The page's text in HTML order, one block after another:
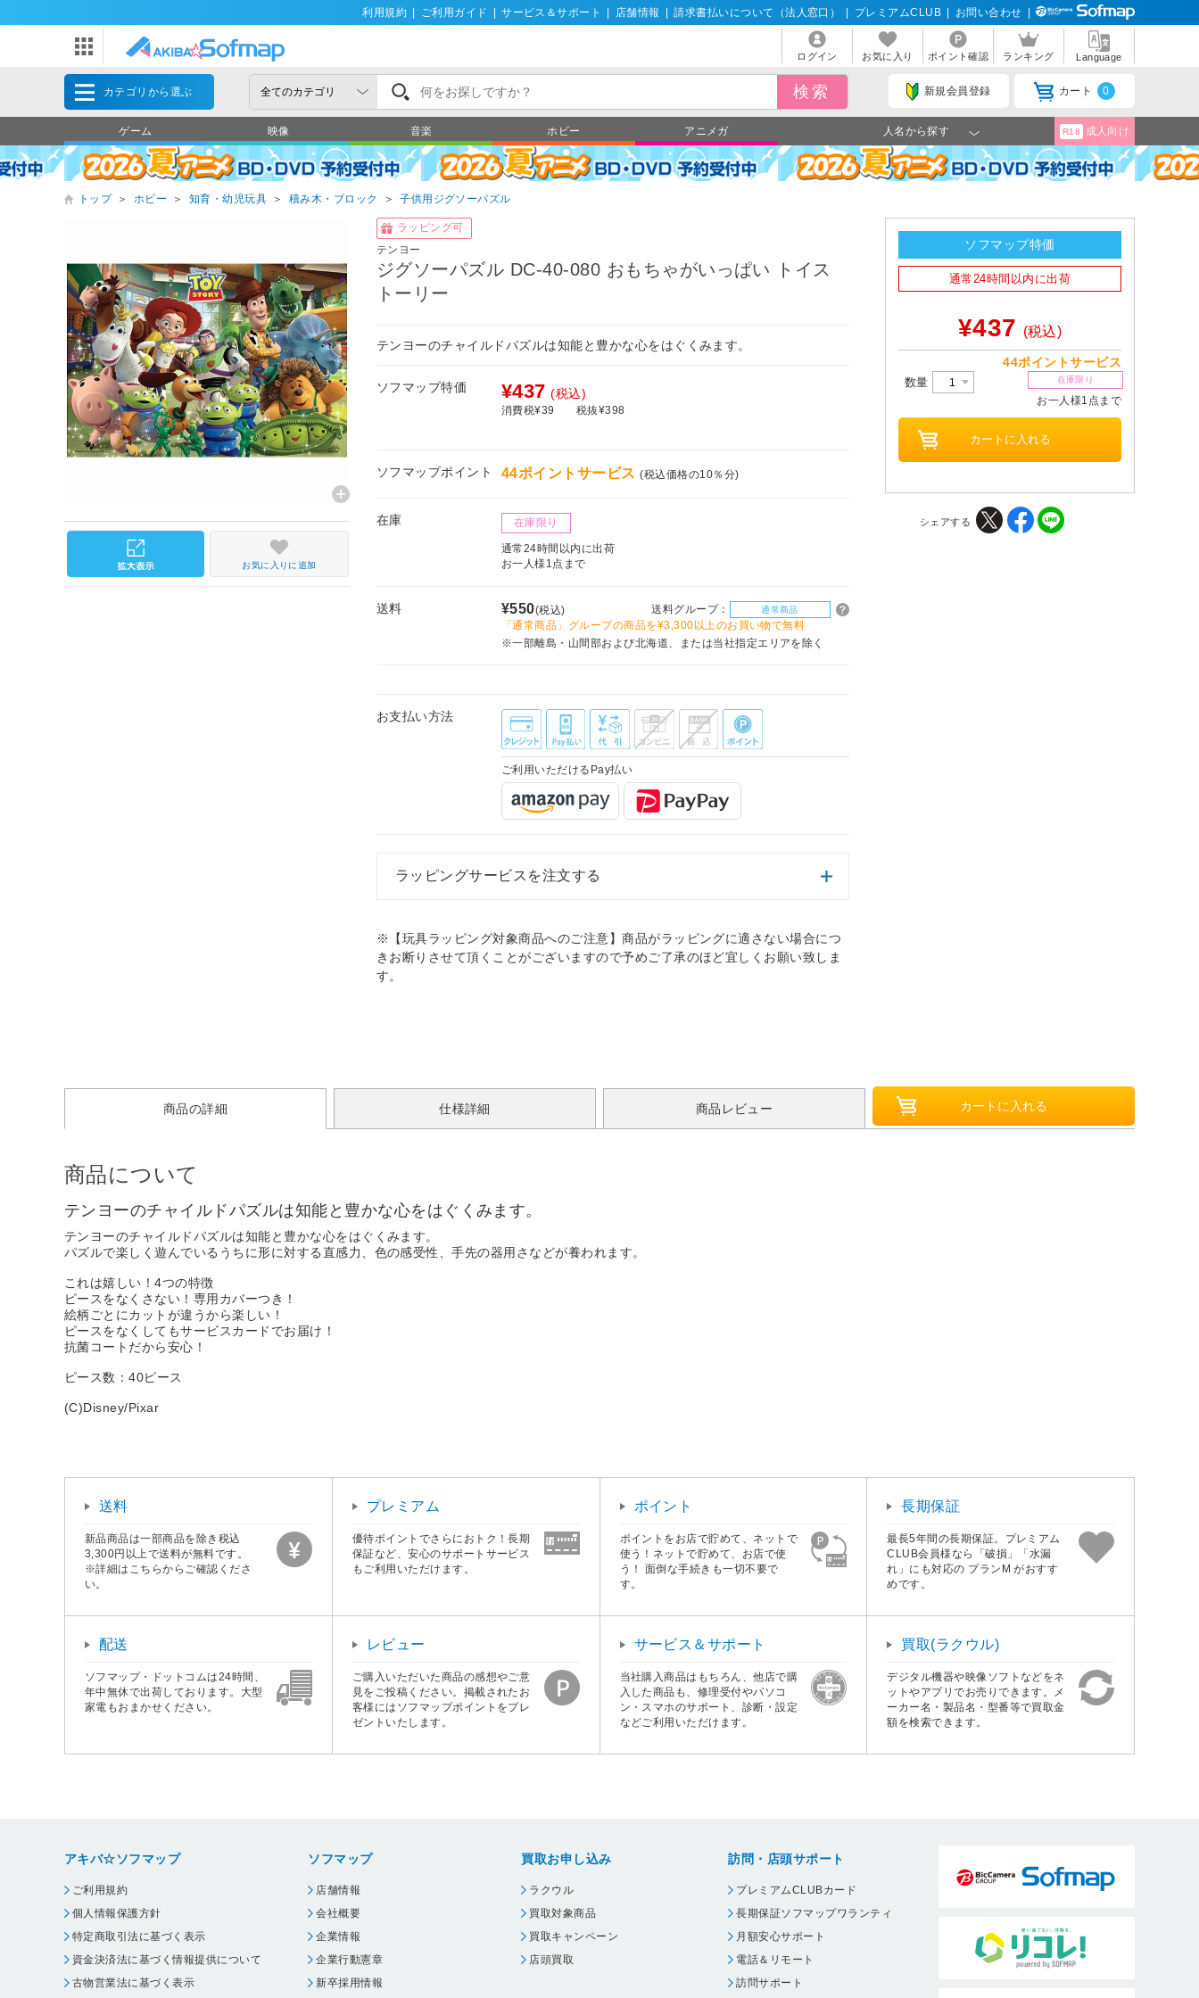
利用規約 ご利用ガイド サービス＆サポート 店舗情報 請求書払いについて（法人窓口） プレミアムCLUB お問い合わせ
ログイン お気に入り ポイント確認 ランキング Language
カテゴリから選ぶ 新規会員登録 カート 0
ゲーム 映像 音楽 ホビー アニメガ 人名から探す R18 成人向け
トップ ＞ ホビー ＞ 知育・幼児玩具 ＞ 積み木・ブロック ＞ 子供用ジグソーパズル
ラッピング可
テンヨー
ジグソーパズル DC-40-080 おもちゃがいっぱい トイス
トーリー
テンヨーのチャイルドパズルは知能と豊かな心をはぐくみます。
ソフマップ特価 ¥437 (税込)
消費税¥39 税抜¥398
ソフマップポイント 44ポイントサービス(税込価格の10％分)
在庫 在庫限り
通常24時間以内に出荷
お一人様1点まで
送料 ¥550(税込) 送料グループ： 通常商品
「通常商品」グループの商品を¥3,300以上のお買い物で無料
※一部離島・山間部および北海道、または当社指定エリアを除く
お支払い方法
ご利用いただけるPay払い
ラッピングサービスを注文する
※【玩具ラッピング対象商品へのご注意】商品がラッピングに適さない場合につ
きお断りさせて頂くことがございますので予めご了承のほど宜しくお願い致しま
す。
お気に入りに追加
ソフマップ特価
通常24時間以内に出荷
¥437 (税込)
44ポイントサービス
数量 在庫限り
お一人様1点まで
シェアする
商品の詳細 仕様詳細 商品レビュー
商品について
テンヨーのチャイルドパズルは知能と豊かな心をはぐくみます。
テンヨーのチャイルドパズルは知能と豊かな心をはぐくみます。
パズルで楽しく遊んでいるうちに形に対する直感力、色の感受性、手先の器用さなどが養われます。
これは嬉しい！4つの特徴
ピースをなくさない！専用カバーつき！
絵柄ごとにカットが違うから楽しい！
ピースをなくしてもサービスカードでお届け！
抗菌コートだから安心！
ピース数：40ピース
(C)Disney/Pixar
送料
新品商品は一部商品を除き税込
3,300円以上で送料が無料です。
※詳細はこちらからご確認くださ
い。
プレミアム
優待ポイントでさらにおトク！長期
保証など、安心のサポートサービス
もご利用いただけます。
ポイント
ポイントをお店で貯めて、ネットで
使う！ネットで貯めて、お店で使
う！ 面倒な手続きも一切不要で
す。
長期保証
最長5年間の長期保証。プレミアム
CLUB会員様なら「破損」「水漏
れ」にも対応の プランM がおすす
めです。
配送
ソフマップ・ドットコムは24時間、
年中無休で出荷しております。大型
家電もおまかせください。
レビュー
ご購入いただいた商品の感想やご意
見をご投稿ください。掲載されたお
客様にはソフマップポイントをプレ
ゼントいたします。
サービス＆サポート
当社購入商品はもちろん、他店で購
入した商品も、修理受付やパソコ
ン・スマホのサポート、診断・設定
などご利用いただけます。
買取(ラクウル)
デジタル機器や映像ソフトなどをネ
ットやアプリでお売りできます。メ
ーカー名・製品名・型番等で買取金
額を検索できます。
アキバ☆ソフマップ
ご利用規約
個人情報保護方針
特定商取引法に基づく表示
資金決済法に基づく情報提供について
古物営業法に基づく表示
ソフマップ
店舗情報
会社概要
企業情報
企業行動憲章
新卒採用情報
買取お申し込み
ラクウル
買取対象商品
買取キャンペーン
店頭買取
訪問・店頭サポート
プレミアムCLUBカード
長期保証ソフマップワランティ
月額安心サポート
電話＆リモート
訪問サポート